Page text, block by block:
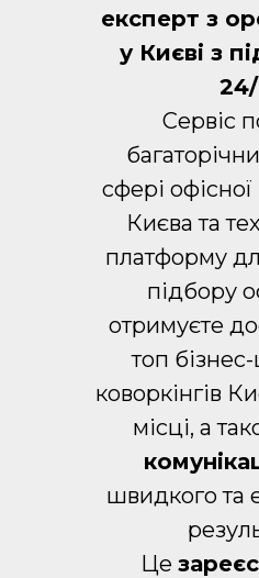
експерт з
у Києві з
Сервіс
сфері
Києва та
платформу
підбору
отримуєте
топ бізнес-
коворкінгів
місці, а
швидкого та
Це